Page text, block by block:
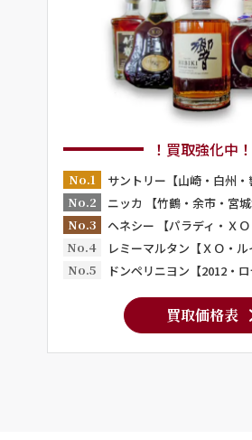
！買取強化中！
No.1
サントリー【山崎・白州・
No.2
ニッカ 【竹鶴・余市・宮城
No.3
ヘネシー 【パラディ・ＸＯ
No.4
レミーマルタン【ＸＯ・ル
No.5
ドンペリニヨン【2012・ロ
買取価格表